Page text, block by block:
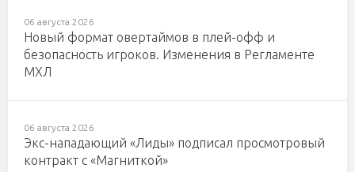
06 августа 2026
Новый формат овертаймов в плей-офф и
безопасность игроков. Изменения в Регламенте
МХЛ
06 августа 2026
Экс-нападающий «Лиды» подписал просмотровый
контракт с «Магниткой»